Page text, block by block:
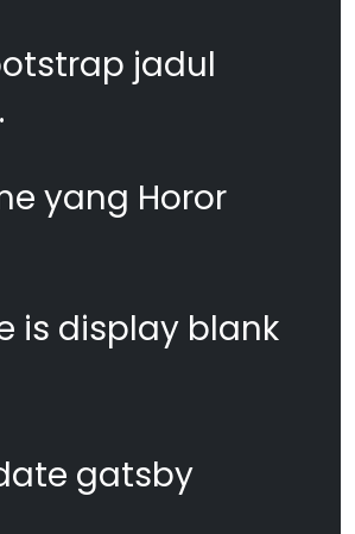
jadul
yang Horor
is display blank
gatsby